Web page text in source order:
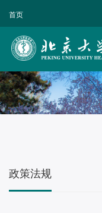
首页
政策法规